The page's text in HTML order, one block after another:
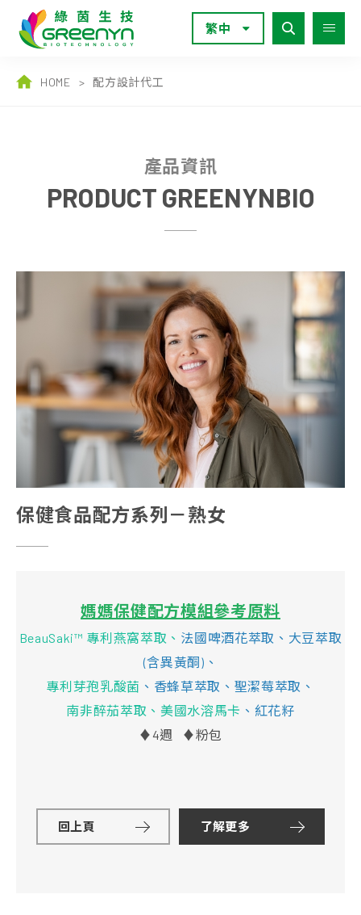
繁中
HOME > 配方設計代工
產品資訊
PRODUCT GREENYNBIO
保健食品配方系列－熟女
媽媽保健配方模組參考原料
BeauSaki™ 專利燕窩萃取、 法國啤酒花萃取、大豆萃取
(含異黃酮)、
專利芽孢乳酸菌 、香蜂草萃取、聖潔莓萃取、
南非醉茄萃取 、 美國水溶馬卡 、紅花籽
♦4週 ♦粉包
回上頁 了解更多